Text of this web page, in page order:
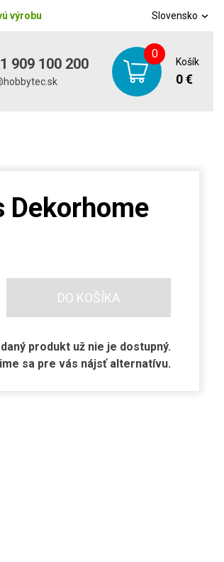
výrobu Slovensko
909 100 200
0
Košík
0 €
Dekorhome
DO KOŠÍKA
produkt už nie je dostupný.
sa pre vás nájsť alternatívu.